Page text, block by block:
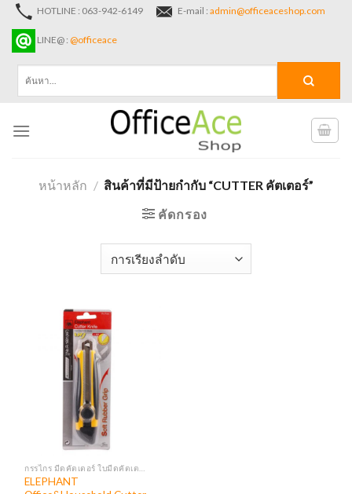
Skip
content
HOTLINE : 063-942-6149 E-mail : admin@officeaceshop.com
LINE@ : @officeace
หน้าหลัก / สินค้าที่มีป้ายกำกับ “CUTTER คัตเตอร์”
คัดกรอง
กรรไกร มีดคัตเตอร์ ใบมีดคัตเตอร์
ELEPHANT